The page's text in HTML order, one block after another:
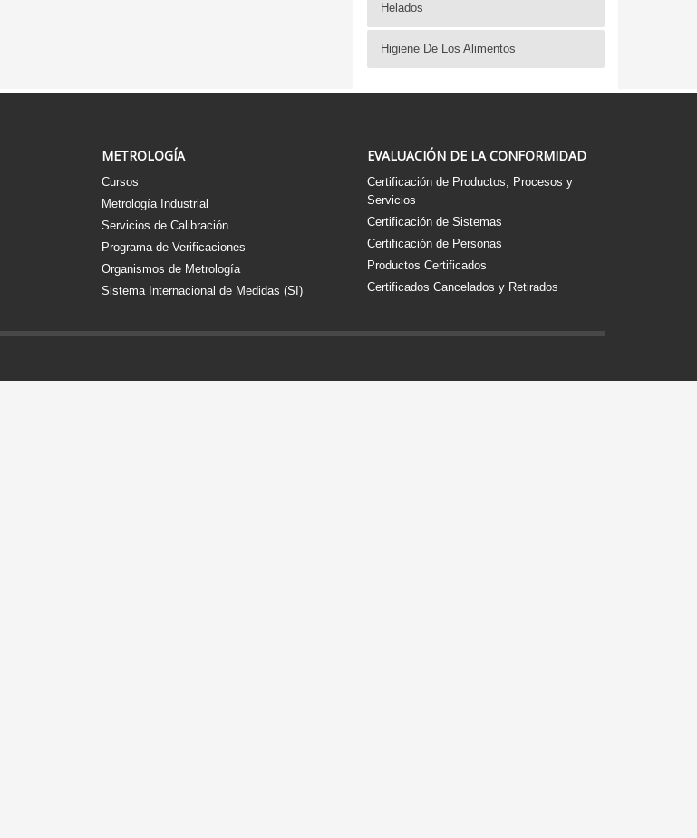
Helados
Higiene De Los Alimentos
METROLOGÍA
Cursos
Metrología Industrial
Servicios de Calibración
Programa de Verificaciones
Organismos de Metrología
Sistema Internacional de Medidas (SI)
EVALUACIÓN DE LA CONFORMIDAD
Certificación de Productos, Procesos y
Servicios
Certificación de Sistemas
Certificación de Personas
Productos Certificados
Certificados Cancelados y Retirados